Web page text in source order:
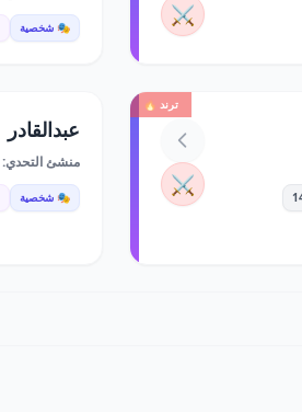
⚔️ 🎭 شخصية
ترند 🔥
⚔️
عبدالقادر
منشئ التحدي:
🎭 شخصية